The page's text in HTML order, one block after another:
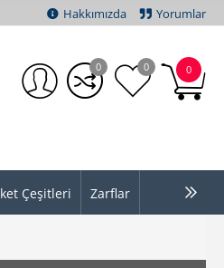
Hakkımızda Yorumlar
0
0 0
Çeşitleri Zarflar